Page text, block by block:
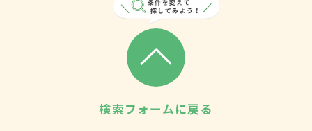
検索フォームに戻る